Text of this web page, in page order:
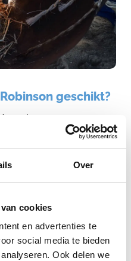
Over
cookies
en advertenties te
social media te bieden
Ook delen we
geschikt?
niveau, met
in het middelpunt tijdens
samen in een avontuurlijk
drankje of maaltijd extra
spel met: